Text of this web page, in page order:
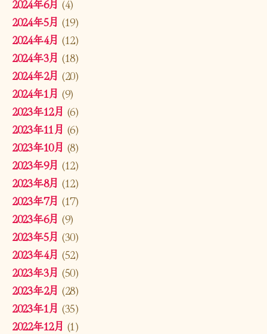
2024年6月 (4)
2024年5月 (19)
2024年4月 (12)
2024年3月 (18)
2024年2月 (20)
2024年1月 (9)
2023年12月 (6)
2023年11月 (6)
2023年10月 (8)
2023年9月 (12)
2023年8月 (12)
2023年7月 (17)
2023年6月 (9)
2023年5月 (30)
2023年4月 (52)
2023年3月 (50)
2023年2月 (28)
2023年1月 (35)
2022年12月 (1)